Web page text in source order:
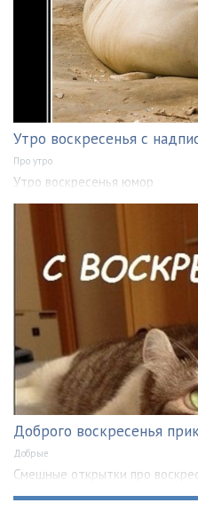
Утро воскресенья с
Про утро
Утро воскресенья юмор
Доброго воскресенья
Добрые
Смешные открытки про